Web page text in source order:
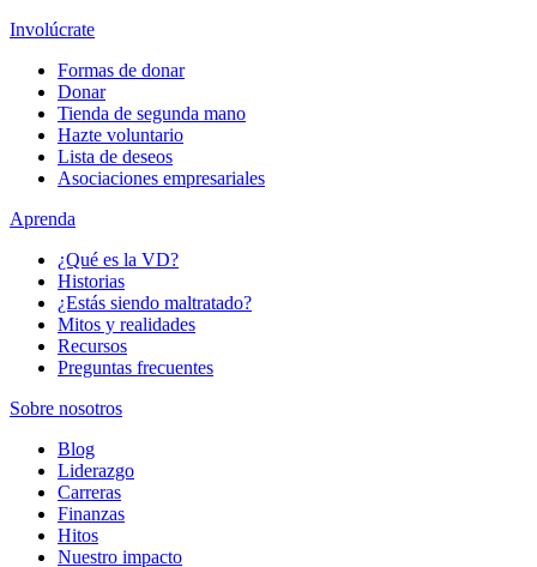
Involúcrate
Formas de donar
Donar
Tienda de segunda mano
Hazte voluntario
Lista de deseos
Asociaciones empresariales
Aprenda
¿Qué es la VD?
Historias
¿Estás siendo maltratado?
Mitos y realidades
Recursos
Preguntas frecuentes
Sobre nosotros
Blog
Liderazgo
Carreras
Finanzas
Hitos
Nuestro impacto